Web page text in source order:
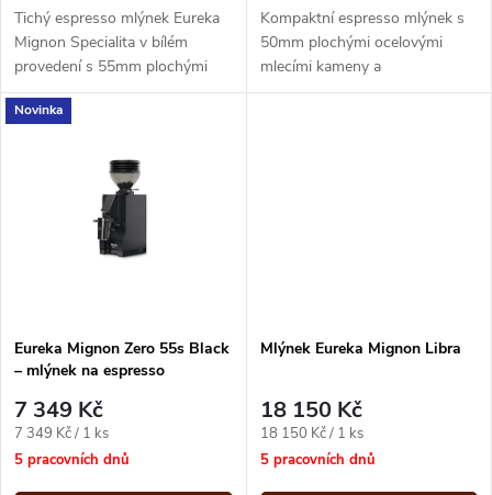
u
k
t
u
k
Tichý espresso mlýnek Eureka
Mignon Specialita v bílém
provedení s 55mm plochými
mlecími kameny a plynulým
mikrometrickým seřízením.
Kompaktní espresso mlýnek s
50mm plochými ocelovými
mlecími kameny a
elektronickým časovačem
Novinka
Eureka Mignon Zero 55s Black
– mlýnek na espresso
7 349 Kč
Měrná
cena:
7 349 Kč / 1 ks
5 pracovních dnů
Mlýnek Eureka Mignon Libra
18 150 Kč
Měrná
cena:
18 150 Kč / 1 ks
5 pracovních dnů